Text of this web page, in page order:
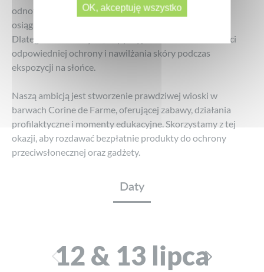
odnotowała pięciokrotny wzrost liczby przypadków,
osiągając prawie 18 000 nowych zachorowań rocznie.
Dlatego tak ważne jest, aby przypominać o konieczności
odpowiedniej ochrony i nawilżania skóry podczas
ekspozycji na słońce.
Naszą ambicją jest stworzenie prawdziwej wioski w
barwach Corine de Farme, oferującej zabawy, działania
profilaktyczne i momenty edukacyjne. Skorzystamy z tej
okazji, aby rozdawać bezpłatnie produkty do ochrony
przeciwsłonecznej oraz gadżety.
Daty
12 & 13 lipca
OK, akceptuję wszystko